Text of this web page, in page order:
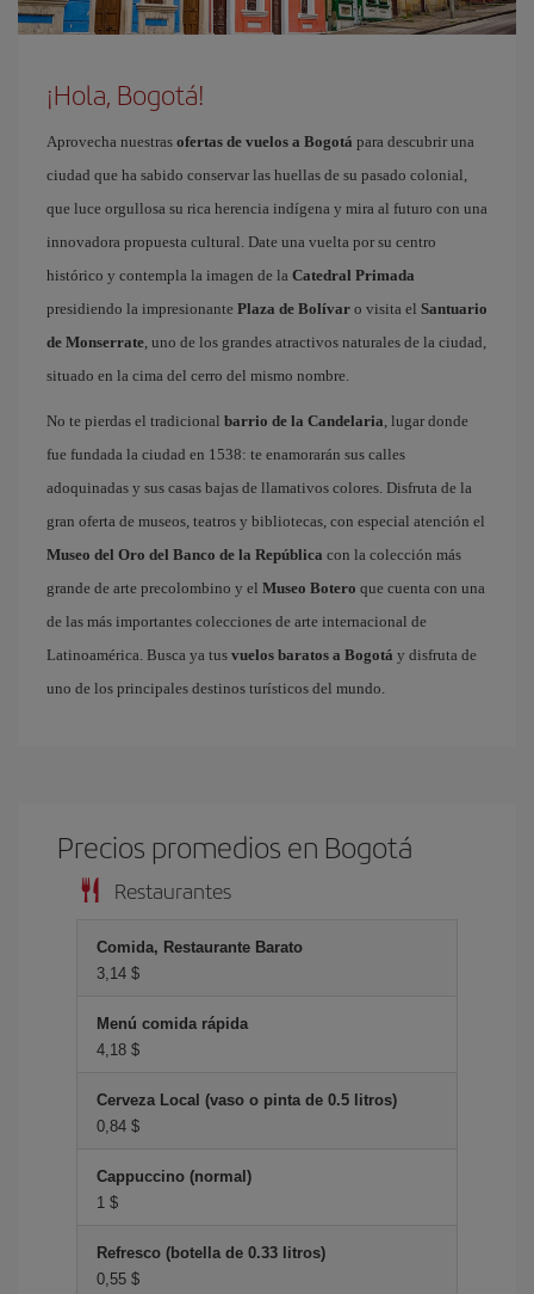
¡Hola, Bogotá!
Aprovecha nuestras ofertas de vuelos a Bogotá para descubrir una
ciudad que ha sabido conservar las huellas de su pasado colonial,
que luce orgullosa su rica herencia indígena y mira al futuro con una
innovadora propuesta cultural. Date una vuelta por su centro
histórico y contempla la imagen de la Catedral Primada
presidiendo la impresionante Plaza de Bolívar o visita el Santuario
de Monserrate, uno de los grandes atractivos naturales de la ciudad,
situado en la cima del cerro del mismo nombre.
No te pierdas el tradicional barrio de la Candelaria, lugar donde
fue fundada la ciudad en 1538: te enamorarán sus calles
adoquinadas y sus casas bajas de llamativos colores. Disfruta de la
gran oferta de museos, teatros y bibliotecas, con especial atención el
Museo del Oro del Banco de la República con la colección más
grande de arte precolombino y el Museo Botero que cuenta con una
de las más importantes colecciones de arte internacional de
Latinoamérica. Busca ya tus vuelos baratos a Bogotá y disfruta de
uno de los principales destinos turísticos del mundo.
Precios promedios en Bogotá
Restaurantes
Comida, Restaurante Barato
3,14 $
Menú comida rápida
4,18 $
Cerveza Local (vaso o pinta de 0.5 litros)
0,84 $
Cappuccino (normal)
1 $
Refresco (botella de 0.33 litros)
0,55 $